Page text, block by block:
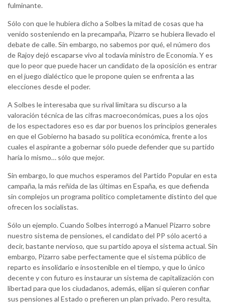
fulminante.
Sólo con que le hubiera dicho a Solbes la mitad de cosas que ha
venido sosteniendo en la precampaña, Pizarro se hubiera llevado el
debate de calle. Sin embargo, no sabemos por qué, el número dos
de Rajoy dejó escaparse vivo al todavía ministro de Economía. Y es
que lo peor que puede hacer un candidato de la oposición es entrar
en el juego dialéctico que le propone quien se enfrenta a las
elecciones desde el poder.
A Solbes le interesaba que su rival limitara su discurso a la
valoración técnica de las cifras macroeconómicas, pues a los ojos
de los espectadores eso es dar por buenos los principios generales
en que el Gobierno ha basado su política económica, frente a los
cuales el aspirante a gobernar sólo puede defender que su partido
haría lo mismo… sólo que mejor.
Sin embargo, lo que muchos esperamos del Partido Popular en esta
campaña, la más reñida de las últimas en España, es que defienda
sin complejos un programa político completamente distinto del que
ofrecen los socialistas.
Sólo un ejemplo. Cuando Solbes interrogó a Manuel Pizarro sobre
nuestro sistema de pensiones, el candidato del PP sólo acertó a
decir, bastante nervioso, que su partido apoya el sistema actual. Sin
embargo, Pizarro sabe perfectamente que el sistema público de
reparto es insolidario e insostenible en el tiempo, y que lo único
decente y con futuro es instaurar un sistema de capitalización con
libertad para que los ciudadanos, además, elijan si quieren confiar
sus pensiones al Estado o prefieren un plan privado. Pero resulta,